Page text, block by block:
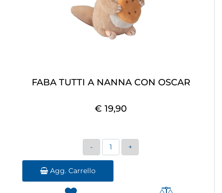
FABA TUTTI A NANNA CON OSCAR
€ 19,90
Quantità
Agg. Carrello